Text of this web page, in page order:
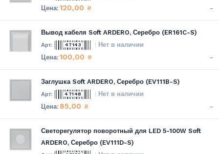
120,00 ₴ -
Вывод кабеля Soft ARDERO, Серебро (ER161C-S)
47143 Нет в наличии
100,00 ₴ -
Заглушка Soft ARDERO, Серебро (EV111B-S)
47148 Нет в наличии
85,00 ₴ -
Светорегулятор поворотный для LED 5-100W Soft
ARDERO, Серебро (EV111D-S)